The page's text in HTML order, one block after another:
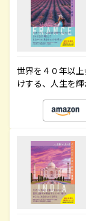
世界を４０年以
けする、人生を